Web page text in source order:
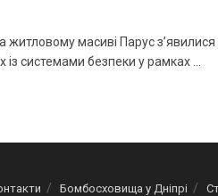
житловому масиві Парус
із системами безпеки у рамках ...
Бомбосховища у Дніпрі